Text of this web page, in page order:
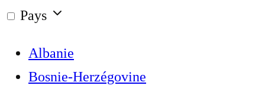
Pays
Albanie
Bosnie-Herzégovine